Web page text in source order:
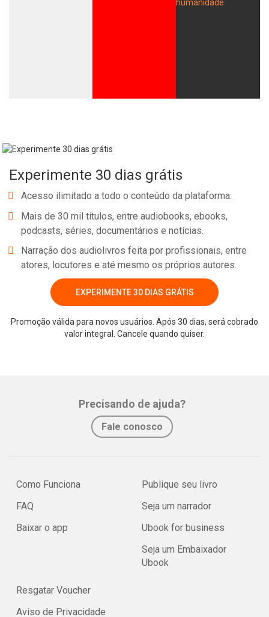
Experimente 30 dias grátis
Acesso ilimitado a todo o conteúdo da plataforma.
Mais de 30 mil títulos, entre audiobooks, ebooks,
podcasts, séries, documentários e notícias.
Narração dos audiolivros feita por profissionais, entre
atores, locutores e até mesmo os próprios autores.
EXPERIMENTE 30 DIAS GRÁTIS
Promoção válida para novos usuários. Após 30 dias, será cobrado
valor integral. Cancele quando quiser.
Precisando de ajuda?
Fale conosco
Como Funciona
FAQ
Baixar o app
Publique seu livro
Seja um narrador
Ubook for business
Seja um Embaixador
Ubook
Resgatar Voucher
Aviso de Privacidade